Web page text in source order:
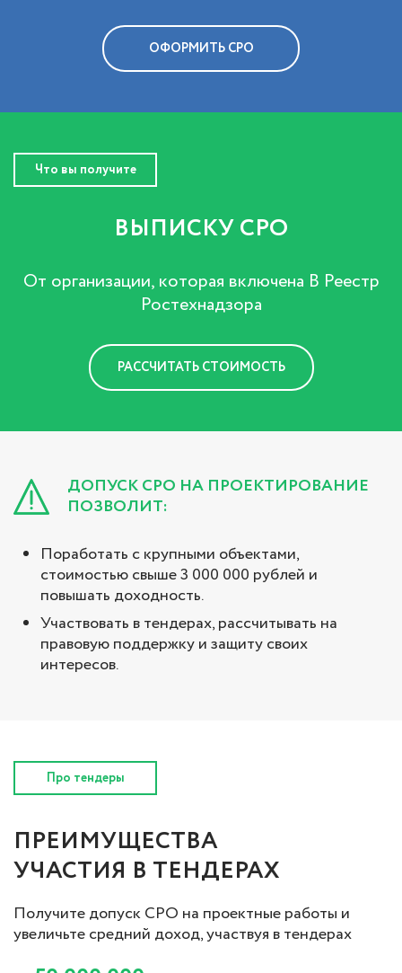
ОФОРМИТЬ СРО
Что вы получите
ВЫПИСКУ СРО
От организации, которая включена В Реестр
Ростехнадзора
РАССЧИТАТЬ СТОИМОСТЬ
ДОПУСК СРО НА ПРОЕКТИРОВАНИЕ
ПОЗВОЛИТ:
Поработать с крупными объектами,
стоимостью свыше 3 000 000 рублей и
повышать доходность.
Участвовать в тендерах, рассчитывать на
правовую поддержку и защиту своих
интересов.
Про тендеры
ПРЕИМУЩЕСТВА
УЧАСТИЯ В ТЕНДЕРАХ
Получите допуск СРО на проектные работы и
увеличьте средний доход, участвуя в тендерах